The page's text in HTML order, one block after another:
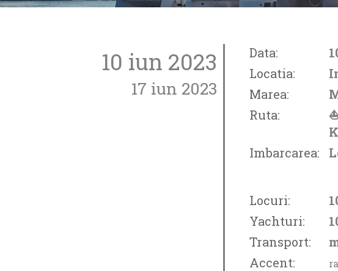
10 iun 2023
17 iun 2023
Data:
Locatia:
Marea:
Ruta:
Imbarcarea:
Locuri:
Yachturi:
Transport:
Accent: